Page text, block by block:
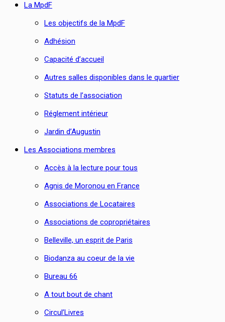
La MpdF
Les objectifs de la MpdF
Adhésion
Capacité d’accueil
Autres salles disponibles dans le quartier
Statuts de l’association
Réglement intérieur
Jardin d’Augustin
Les Associations membres
Accès à la lecture pour tous
Agnis de Moronou en France
Associations de Locataires
Associations de copropriétaires
Belleville, un esprit de Paris
Biodanza au coeur de la vie
Bureau 66
A tout bout de chant
Circul’Livres